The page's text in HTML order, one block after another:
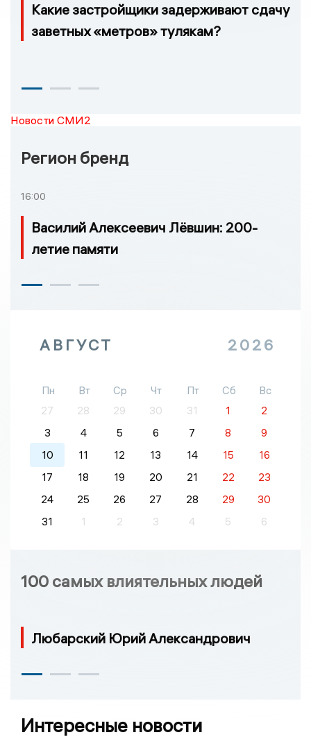
Какие застройщики задерживают сдачу
заветных «метров» тулякам?
Новости СМИ2
Регион бренд
16:00
Василий Алексеевич Лёвшин: 200-
летие памяти
АВГУСТ 2026
Пн Вт Ср Чт Пт Сб
Вс
27
28 29 30 31 1
2
3
4 5 6 7 8
9
10
11 12 13 14 15
16
17
18 19 20 21 22
23
24
25 26 27 28 29
30
31
1 2 3 4 5 6
100 самых влиятельных людей
Любарский Юрий Александрович
Интересные новости